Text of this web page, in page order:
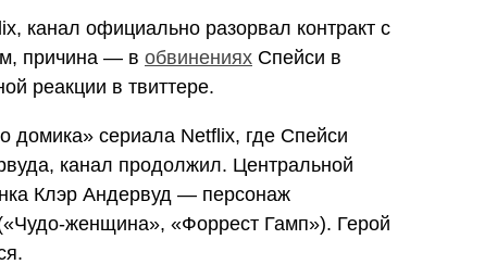
канал официально разорвал контракт с
причина — в обвинениях Спейси в
реакции в твиттере.
домика» сериала Netflix, где Спейси
канал продолжил. Центральной
Клэр Андервуд — персонаж
женщина», «Форрест Гамп»). Герой